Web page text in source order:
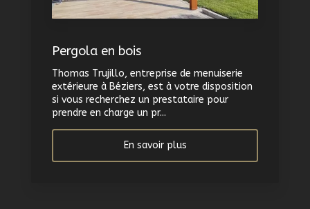
Pergola en bois
Thomas Trujillo, entreprise de menuiserie
extérieure à Béziers, est à votre disposition
si vous recherchez un prestataire pour
prendre en charge un pr...
En savoir plus